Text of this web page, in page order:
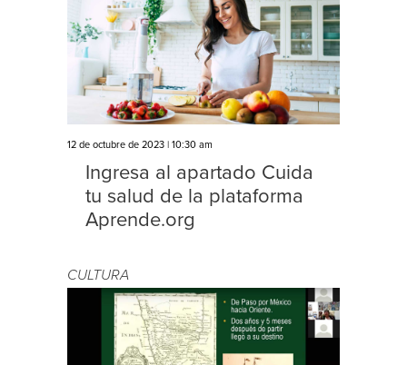
12 de octubre de 2023 | 10:30 am
Ingresa al apartado Cuida
tu salud de la plataforma
Aprende.org
CULTURA